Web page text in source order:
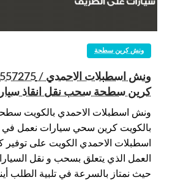
ونش كرين سطحة
كرين سطحة سحب نقل انقاذ
ونش اسطبلات الاحمدي بالكويت
بالكويت كرين سحي سيارات نعمل
اسطبلات الاحمدي الكويت على
العمل الذي يتعلق بسحب و نقل
حيث نمتاز بالسرعة في تلبية الطلب